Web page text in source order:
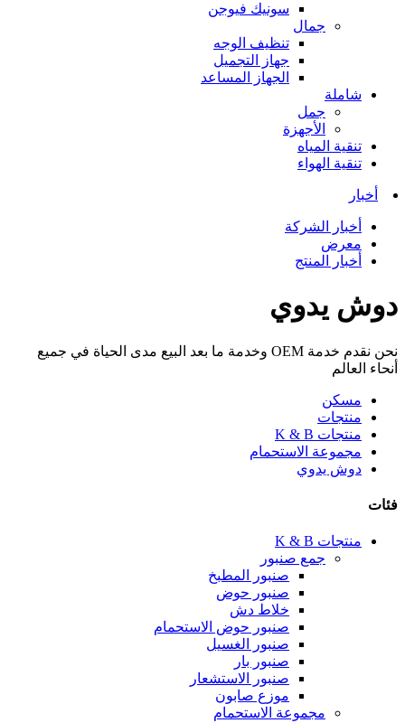
سونيك فيوجن
جمال
تنظيف الوجه
جهاز التجميل
الجهاز المساعد
شاملة
جمل
الأجهزة
تنقية المياه
تنقية الهواء
أخبار
أخبار الشركة
معرض
أخبار المنتج
دوش يدوي
نحن نقدم خدمة OEM وخدمة ما بعد البيع مدى الحياة في جميع
أنحاء العالم
مسكن
منتجات
منتجات K & B
مجموعة الاستحمام
دوش يدوي
فئات
منتجات K & B
جمع صنبور
صنبور المطبخ
صنبور حوض
خلاط دش
صنبور حوض الاستحمام
صنبور الغسيل
صنبور بار
صنبور الاستشعار
موزع صابون
مجموعة الاستحمام